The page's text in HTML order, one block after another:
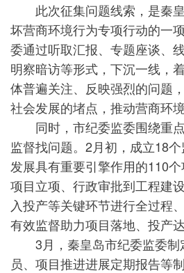
此次征集问题线索，是秦
坏营商环境行为专项行动的一
委通过听取汇报、专题座谈、
明察暗访等形式，下沉一线，
体普遍关注、反映强烈的问题
社会发展的堵点，推动营商环
同时，市纪委监委围绕重
监督找问题。2月初，成立18
发展具有重要引擎作用的110个
项目立项、行政审批到工程建
入投产等关键环节进行全过程
有效监督助力项目落地、投产达
3月，秦皇岛市纪委监委制
员、项目推进进展定期报告等